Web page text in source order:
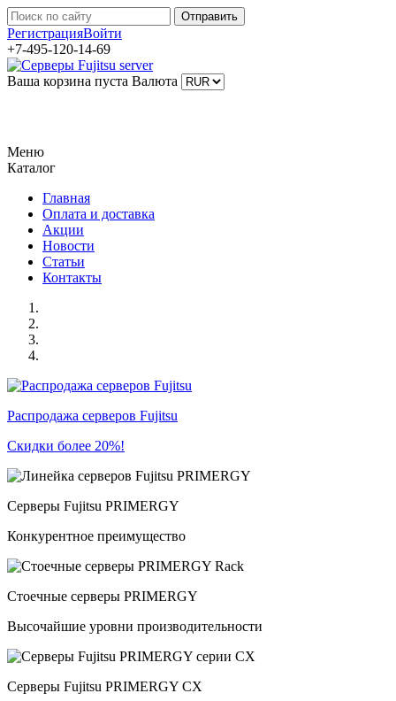
РегистрацияВойти
+7-495-120-14-69
Ваша корзина пуста Валюта
Меню
Каталог
Главная
Оплата и доставка
Акции
Новости
Статьи
Контакты
Распродажа серверов Fujitsu
Скидки более 20%!
Серверы Fujitsu PRIMERGY
Конкурентное преимущество
Стоечные серверы PRIMERGY
Высочайшие уровни производительности
Серверы Fujitsu PRIMERGY CX